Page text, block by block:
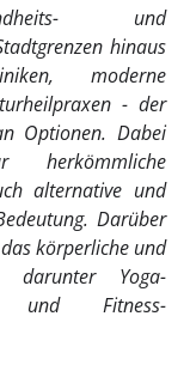
und
hinaus
moderne
- der
Optionen. Dabei
alternative und
Darüber
körperliche und
darunter Yoga-
und Fitness-